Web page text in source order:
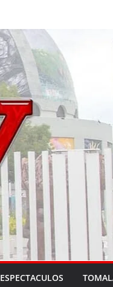
ESPECTACULOS